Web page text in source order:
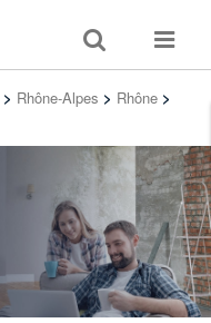
Toggle
search
Toggle
> Rhône-Alpes > Rhône >